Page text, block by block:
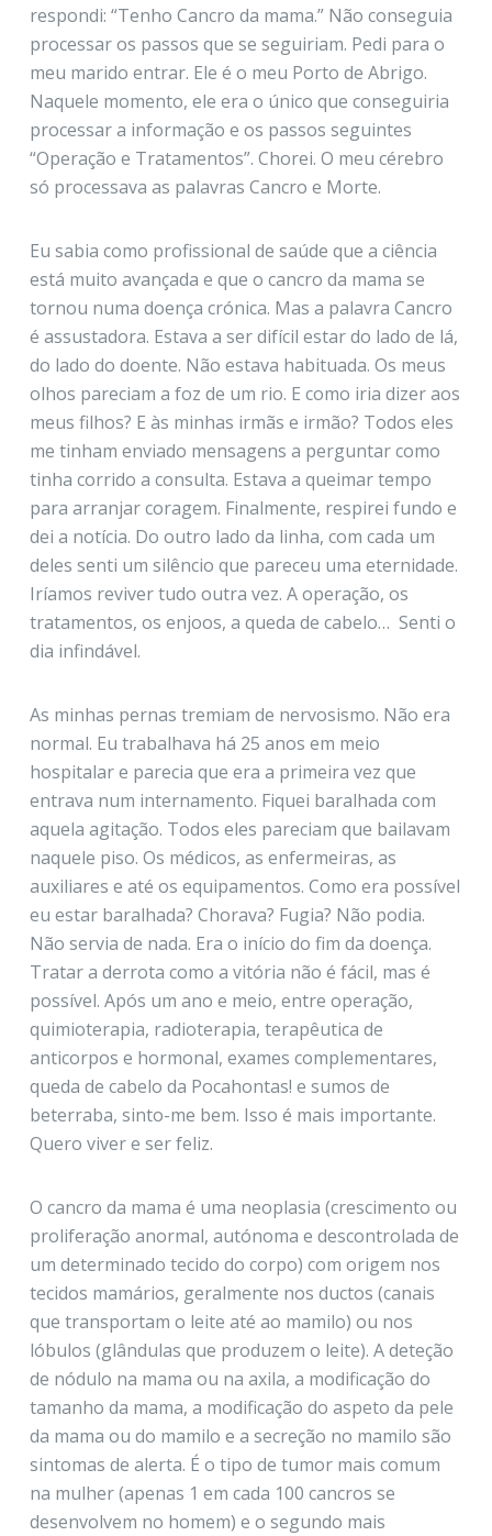
respondi: “Tenho Cancro da mama.” Não conseguia
processar os passos que se seguiriam. Pedi para o
meu marido entrar. Ele é o meu Porto de Abrigo.
Naquele momento, ele era o único que conseguiria
processar a informação e os passos seguintes
“Operação e Tratamentos”. Chorei. O meu cérebro
só processava as palavras Cancro e Morte.
Eu sabia como profissional de saúde que a ciência
está muito avançada e que o cancro da mama se
tornou numa doença crónica. Mas a palavra Cancro
é assustadora. Estava a ser difícil estar do lado de lá,
do lado do doente. Não estava habituada. Os meus
olhos pareciam a foz de um rio. E como iria dizer aos
meus filhos? E às minhas irmãs e irmão? Todos eles
me tinham enviado mensagens a perguntar como
tinha corrido a consulta. Estava a queimar tempo
para arranjar coragem. Finalmente, respirei fundo e
dei a notícia. Do outro lado da linha, com cada um
deles senti um silêncio que pareceu uma eternidade.
Iríamos reviver tudo outra vez. A operação, os
tratamentos, os enjoos, a queda de cabelo… Senti o
dia infindável.
As minhas pernas tremiam de nervosismo. Não era
normal. Eu trabalhava há 25 anos em meio
hospitalar e parecia que era a primeira vez que
entrava num internamento. Fiquei baralhada com
aquela agitação. Todos eles pareciam que bailavam
naquele piso. Os médicos, as enfermeiras, as
auxiliares e até os equipamentos. Como era possível
eu estar baralhada? Chorava? Fugia? Não podia.
Não servia de nada. Era o início do fim da doença.
Tratar a derrota como a vitória não é fácil, mas é
possível. Após um ano e meio, entre operação,
quimioterapia, radioterapia, terapêutica de
anticorpos e hormonal, exames complementares,
queda de cabelo da Pocahontas! e sumos de
beterraba, sinto-me bem. Isso é mais importante.
Quero viver e ser feliz.
O cancro da mama é uma neoplasia (crescimento ou
proliferação anormal, autónoma e descontrolada de
um determinado tecido do corpo) com origem nos
tecidos mamários, geralmente nos ductos (canais
que transportam o leite até ao mamilo) ou nos
lóbulos (glândulas que produzem o leite). A deteção
de nódulo na mama ou na axila, a modificação do
tamanho da mama, a modificação do aspeto da pele
da mama ou do mamilo e a secreção no mamilo são
sintomas de alerta. É o tipo de tumor mais comum
na mulher (apenas 1 em cada 100 cancros se
desenvolvem no homem) e o segundo mais